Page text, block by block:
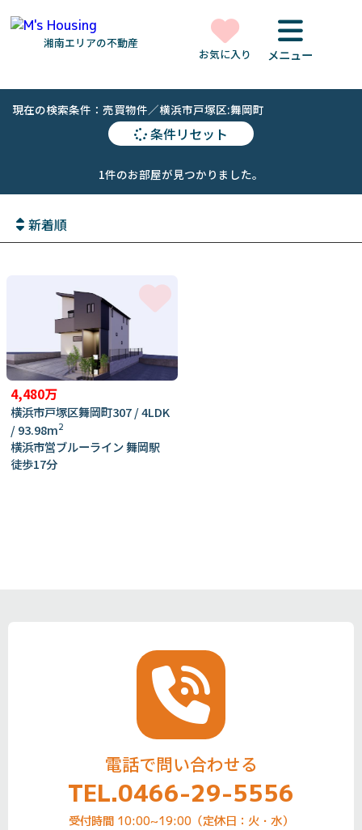
湘南エリアの不動産
お気に入り メニュー
現在の検索条件：売買物件／横浜市戸塚区:舞岡町
条件リセット
1件のお部屋が見つかりました。
新着順
4,480万
横浜市戸塚区舞岡町307 / 4LDK
/ 93.98m2
横浜市営ブルーライン 舞岡駅
徒歩17分
電話で問い合わせる
TEL.0466-29-5556
受付時間 10:00~19:00（定休日：火・水）